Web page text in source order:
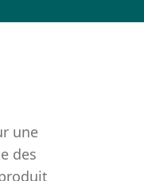
une
des